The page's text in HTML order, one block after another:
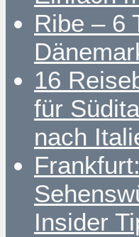
Ribe – 6
16
für
nach
Frankfurt:
Insider